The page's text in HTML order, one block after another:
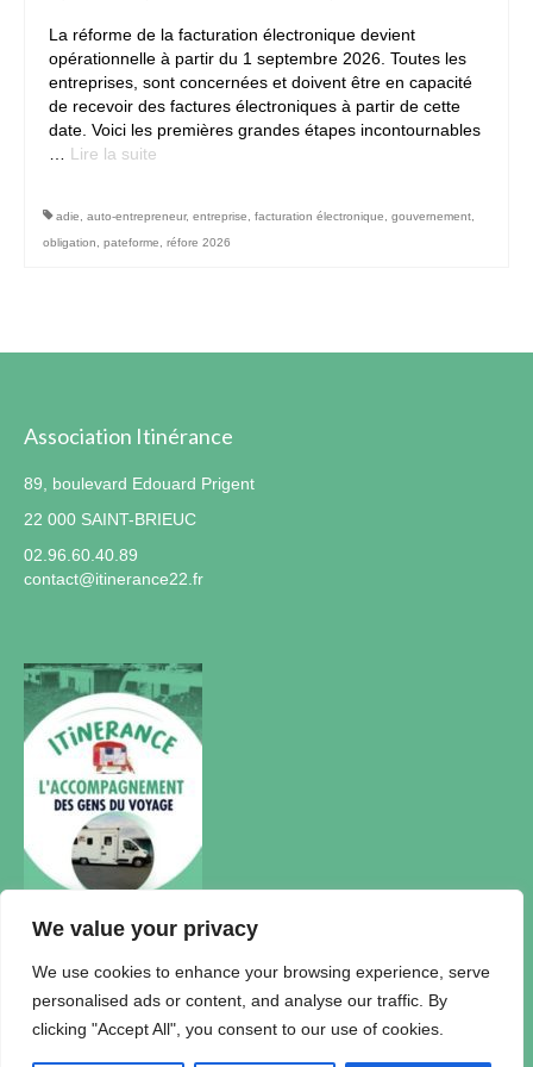
We value your privacy
We use cookies to enhance your browsing experience, serve
personalised ads or content, and analyse our traffic. By
clicking "Accept All", you consent to our use of cookies.
Contact
La réforme de la facturation électronique devient
opérationnelle à partir du 1 septembre 2026. Toutes les
entreprises, sont concernées et doivent être en capacité
de recevoir des factures électroniques à partir de cette
date. Voici les premières grandes étapes incontournables
Lire la suite­­
adie auto-entrepreneur, entreprise facturation électronique gouvernement
obligation
pateforme réfore 2026
Association Itinérance
89, boulevard Edouard Prigent
22 000 SAINT-BRIEUC
02.96.60.40.89
contact@itinerance22.fr
Actualités
Accueil Itinérance